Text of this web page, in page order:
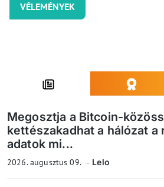
VÉLEMÉNYEK
Megosztja a Bitcoin-
kettészakadhat a hálózat a
adatok mi...
2026. augusztus 09. Lelo